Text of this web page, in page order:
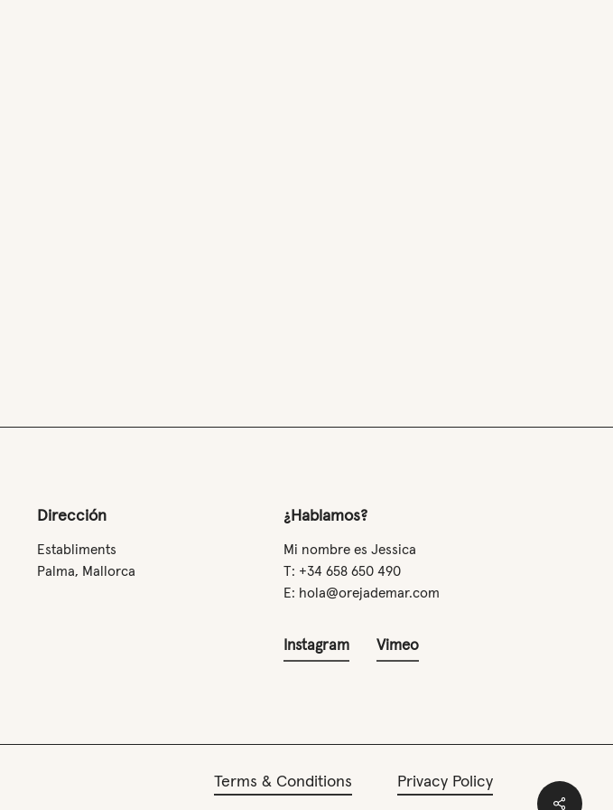
Dirección
Establiments
Palma, Mallorca
¿Hablamos?
Mi nombre es Jessica
T: +34 658 650 490
E: hola@orejademar.com
Instagram Vimeo
Terms & Conditions Privacy Policy